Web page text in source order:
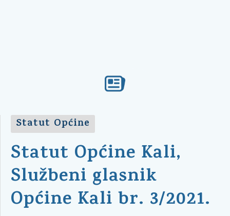
Statut Općine
Statut Općine Kali,
Službeni glasnik
Općine Kali br. 3/2021.